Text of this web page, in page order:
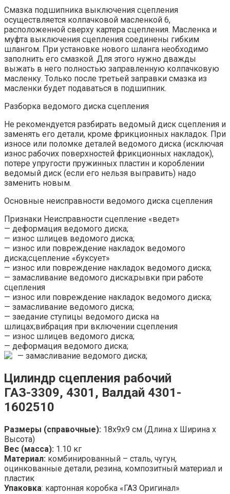
Смазка подшипника выключения сцепления
осуществляется колпачковой масленкой 6,
расположенной сверху картера сцепления. Масленка и
муфта выключения сцепления соединены гибким
шлангом. При установке нового шланга необходимо
заполнить его смазкой. Для этого нужно дважды
выжать в него полностью заправленную колпачковую
масленку. Только после третьей заправки смазка из
масленки будет подаваться в подшипник.
Разборка ведомого диска сцепления
Не рекомендуется разбирать ведомый диск сцепления и
заменять его детали, кроме фрикционных накладок. При
износе или поломке деталей ведомого диска (исключая
износ рабочих поверхностей фрикционных накладок),
потере упругости пружинных пластин и короблении
ведомый диск (если его нельзя выправить) надо
заменить новым.
Основные неисправности ведомого диска сцепления
Признаки Неисправности сцепление «ведет»
— деформация ведомого диска;
— износ шлицев ведомого диска;
— износ или повреждение накладок ведомого
диска;сцепление «буксует»
— износ или повреждение накладок ведомого диска;
— замасливание ведомого диска;рывки при работе
сцепления
— износ или повреждение накладок ведомого диска;
— замасливание ведомого диска;
— заедание ступицы ведомого диска на
шлицах;вибрация при включении сцепления
— износ шлицев ведомого диска;
— деформация ведомого диска;
— замасливание ведомого диска;
Цилиндр сцепления рабочий
ГАЗ-3309, 4301, Валдай 4301-
1602510
Размеры (справочные): 18х9х9 см (Длина х Ширина х
Высота)
Вес (масса): 1.10 кг
Материал: комбинированный – сталь, чугун,
оцинкованные детали, резина, композитный материал и
пластик
Упаковка: картонная коробка «ГАЗ Оригинал»